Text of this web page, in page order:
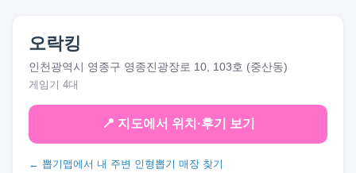
오락킹
인천광역시 영종구 영종진광장로 10, 103호 (중산동)
게임기 4대
📍 지도에서 위치·후기 보기
← 뽑기맵에서 내 주변 인형뽑기 매장 찾기